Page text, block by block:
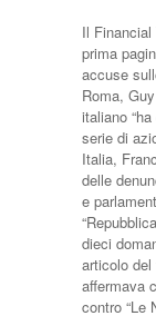
Il
prima
accuse
Roma,
italiano
serie di
Italia,
delle
e
dieci
articolo
affermava
contro “Le